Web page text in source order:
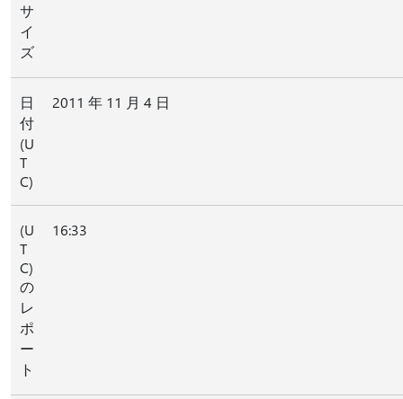
サ
イ
ズ
日
付
(U
T
C)
2011 年 11 月 4 日
(U
T
C)
の
レ
ポ
ー
ト
16:33